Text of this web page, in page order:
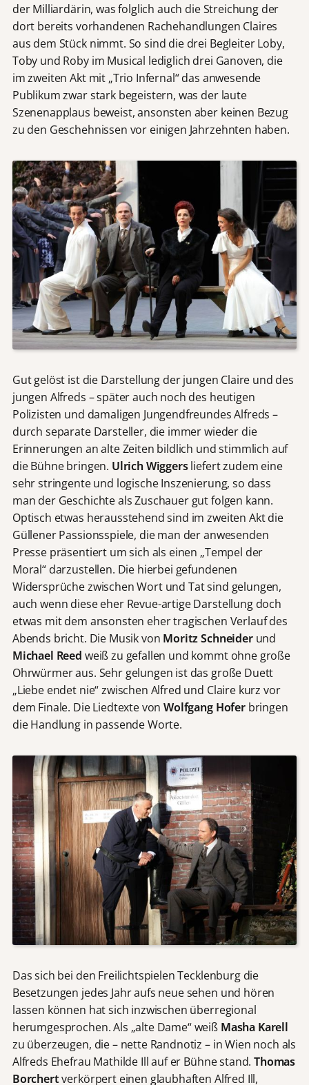
der Milliardärin, was folglich auch die Streichung der
dort bereits vorhandenen Rachehandlungen Claires
aus dem Stück nimmt. So sind die drei Begleiter Loby,
Toby und Roby im Musical lediglich drei Ganoven, die
im zweiten Akt mit „Trio Infernal“ das anwesende
Publikum zwar stark begeistern, was der laute
Szenenapplaus beweist, ansonsten aber keinen Bezug
zu den Geschehnissen vor einigen Jahrzehnten haben.
Gut gelöst ist die Darstellung der jungen Claire und des
jungen Alfreds – später auch noch des heutigen
Polizisten und damaligen Jungendfreundes Alfreds –
durch separate Darsteller, die immer wieder die
Erinnerungen an alte Zeiten bildlich und stimmlich auf
die Bühne bringen. Ulrich Wiggersliefert zudem eine
sehr stringente und logische Inszenierung, so dass
man der Geschichte als Zuschauer gut folgen kann.
Optisch etwas herausstehend sind im zweiten Akt die
Güllener Passionsspiele, die man der anwesenden
Presse präsentiert um sich als einen „Tempel der
Moral“ darzustellen. Die hierbei gefundenen
Widersprüche zwischen Wort und Tat sind gelungen,
auch wenn diese eher Revue-artige Darstellung doch
etwas mit dem ansonsten eher tragischen Verlauf des
Abends bricht. Die Musik von Moritz Schneider und
Michael Reed weiß zu gefallen und kommt ohne große
Ohrwürmer aus. Sehr gelungen ist das große Duett
„Liebe endet nie“ zwischen Alfred und Claire kurz vor
dem Finale. Die Liedtexte vonWolfgang Hoferbringen
die Handlung in passende Worte.
Das sich bei den Freilichtspielen Tecklenburg die
Besetzungen jedes Jahr aufs neue sehen und hören
lassen können hat sich inzwischen überregional
herumgesprochen. Als „alte Dame“ weiß Masha Karell
zu überzeugen, die – nette Randnotiz – in Wien noch als
Alfreds Ehefrau Mathilde Ill auf er Bühne stand.Thomas
Borchertverkörpert einen glaubhaften Alfred Ill,